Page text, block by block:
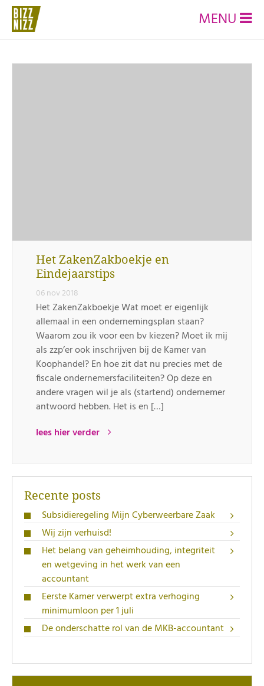
MENU
Het ZakenZakboekje en
Eindejaarstips
06 nov 2018
Het ZakenZakboekje Wat moet er eigenlijk
allemaal in een ondernemingsplan staan?
Waarom zou ik voor een bv kiezen? Moet ik mij
als zzp’er ook inschrijven bij de Kamer van
Koophandel? En hoe zit dat nu precies met de
fiscale ondernemersfaciliteiten? Op deze en
andere vragen wil je als (startend) ondernemer
antwoord hebben. Het is en […]
lees hier verder
Recente posts
Subsidieregeling Mijn Cyberweerbare Zaak
Wij zijn verhuisd!
Het belang van geheimhouding, integriteit
en wetgeving in het werk van een
accountant
Eerste Kamer verwerpt extra verhoging
minimumloon per 1 juli
De onderschatte rol van de MKB-accountant